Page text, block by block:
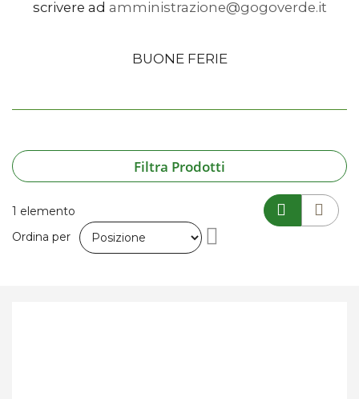
scrivere ad amministrazione@gogoverde.it
BUONE FERIE
Filtra Prodotti
1 elemento
Ordina per